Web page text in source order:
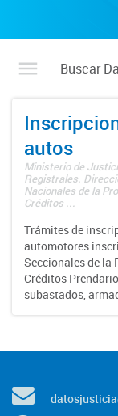
autos
Ministerio de
Registrales.
Nacionales de la
Créditos ...
Trámites de
automotores
Seccionales de la
Créditos
subastados,